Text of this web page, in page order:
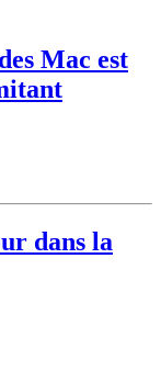
Mac est
dans la